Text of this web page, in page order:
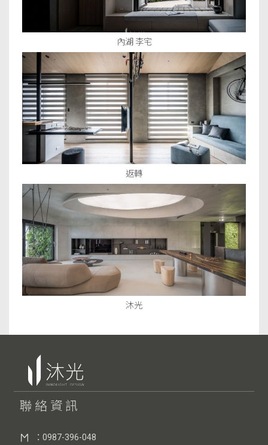
內湖 李宅
返轉
沐光
聯絡資訊
：0987-396-048